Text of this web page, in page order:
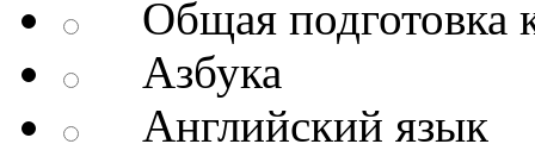
Общая подготовка
Азбука
Английский язык